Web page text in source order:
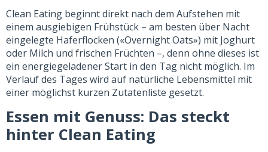
Clean Eating beginnt direkt nach dem Aufstehen mit
einem ausgiebigen Frühstück – am besten über Nacht
eingelegte Haferflocken («Overnight Oats») mit Joghurt
oder Milch und frischen Früchten –, denn ohne dieses ist
ein energiegeladener Start in den Tag nicht möglich. Im
Verlauf des Tages wird auf natürliche Lebensmittel mit
einer möglichst kurzen Zutatenliste gesetzt.
Essen mit Genuss: Das steckt
hinter Clean Eating